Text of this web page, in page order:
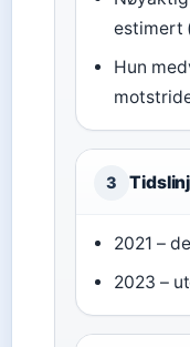
estimert
Hun
3
2021 –
2023 –